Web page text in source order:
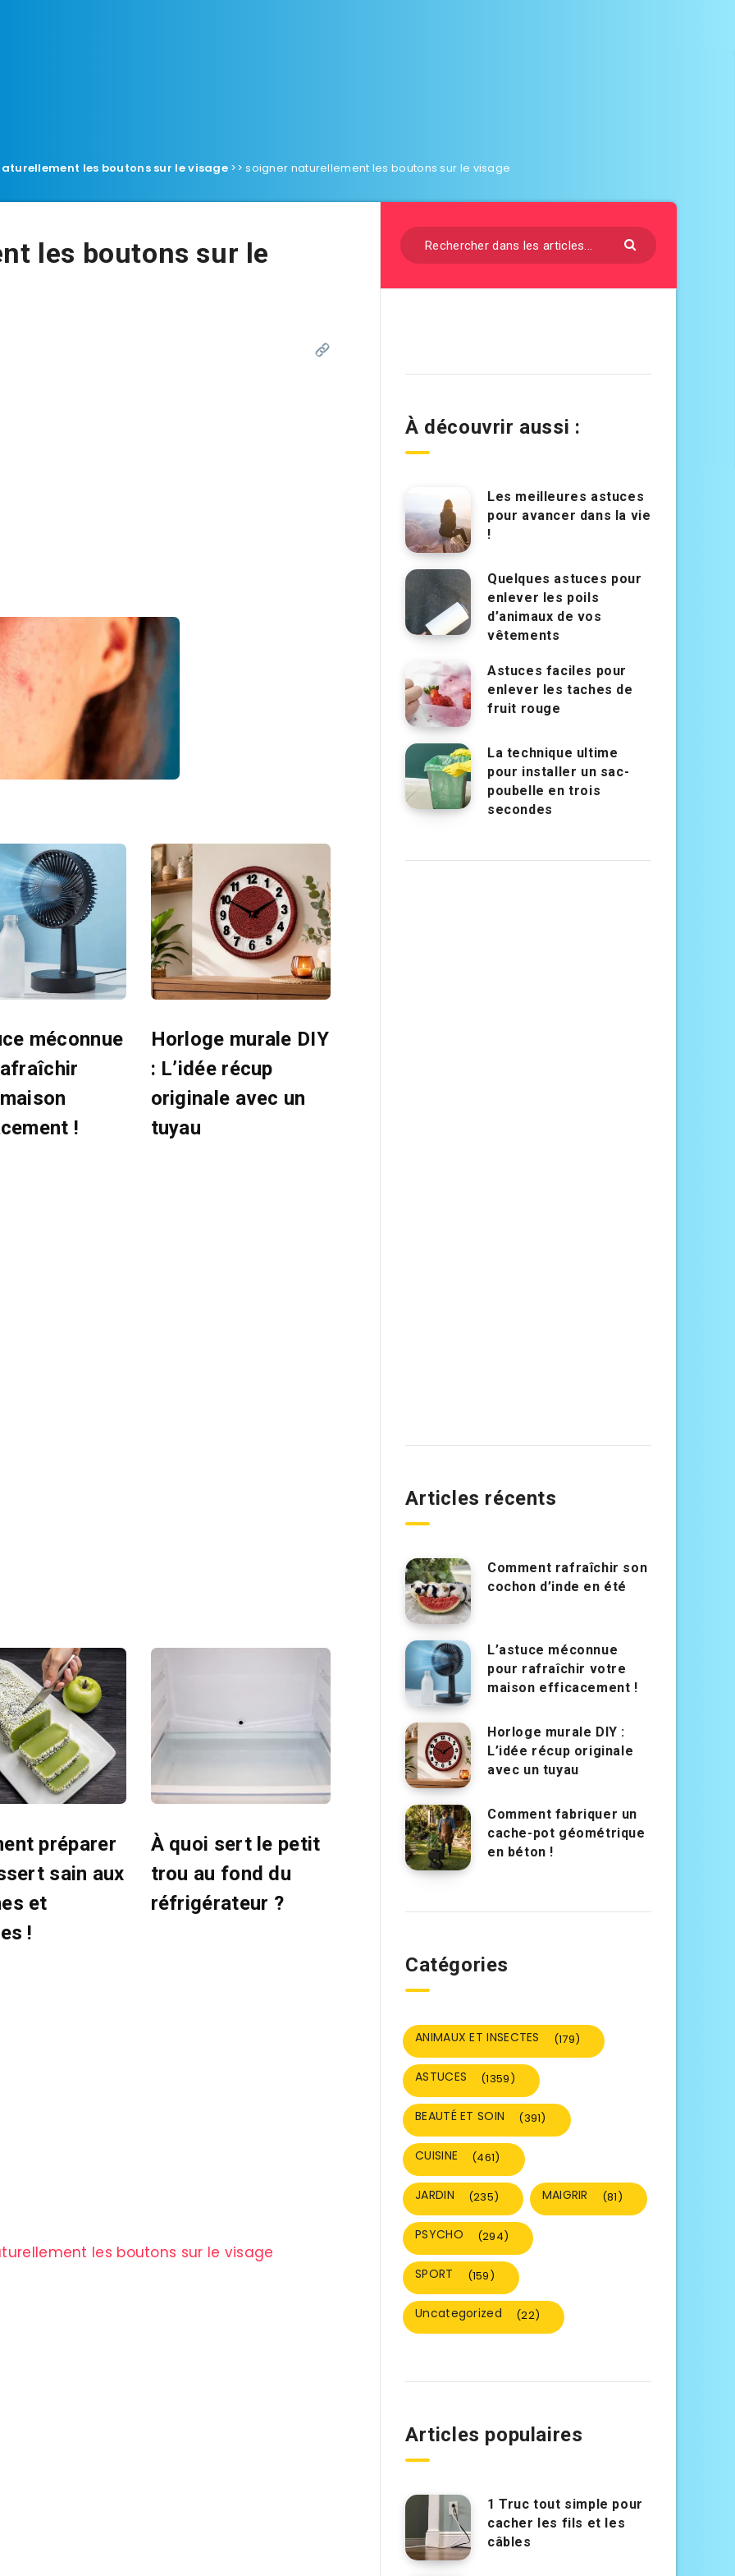
les boutons sur le visage >>soigner naturellement les boutons sur le visage
les boutons sur le
méconnue
!
Horloge murale DIY
: L’idée récup
originale avec un
tuyau
préparer
sain aux
et
!
À quoi sert le petit
trou au fond du
réfrigérateur ?
les boutons sur le visage
À découvrir aussi :
Les meilleures astuces
pour avancer dans la vie
!
Quelques astuces pour
enlever les poils
d’animaux de vos
vêtements
Astuces faciles pour
enlever les taches de
fruit rouge
La technique ultime
pour installer un sac-
poubelle en trois
secondes
Articles récents
Comment rafraîchir son
cochon d’inde en été
L’astuce méconnue
pour rafraîchir votre
maison efficacement !
Horloge murale DIY :
L’idée récup originale
avec un tuyau
Comment fabriquer un
cache-pot géométrique
en béton !
Catégories
ANIMAUX ET INSECTES (179)
ASTUCES (1359)
BEAUTÉ ET SOIN (391)
CUISINE (461)
JARDIN (235) MAIGRIR (81)
PSYCHO (294)
SPORT (159)
Uncategorized (22)
Articles populaires
1 Truc tout simple pour
cacher les fils et les
câbles